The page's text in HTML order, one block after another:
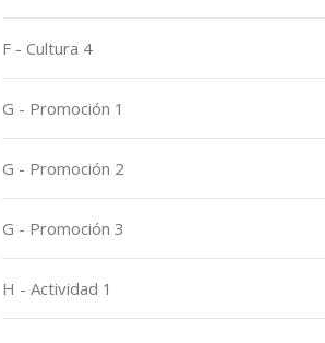
F - Cultura 4
G - Promoción 1
G - Promoción 2
G - Promoción 3
H - Actividad 1